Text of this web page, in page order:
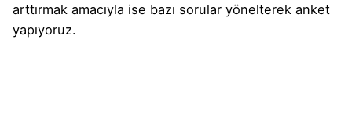
arttırmak amacıyla ise bazı sorular yönelterek anket
yapıyoruz.